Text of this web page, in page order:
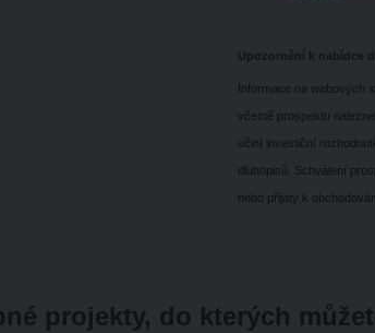
Upozornění k nabídce
Informace na webových
včetně prospektu
učiní investiční
dluhopisů. Schválení
nebo přijaty k
projekty, do kterých